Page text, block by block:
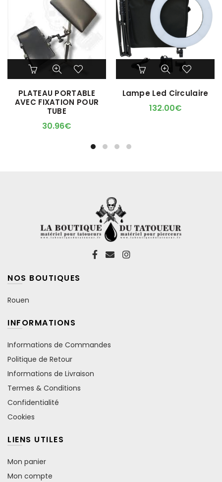
PLATEAU PORTABLE
AVEC FIXATION POUR
TUBE
30.96€
Lampe Led Circulaire
132.00€
NOS BOUTIQUES
Rouen
INFORMATIONS
Informations de Commandes
Politique de Retour
Informations de Livraison
Termes & Conditions
Confidentialité
Cookies
LIENS UTILES
Mon panier
Mon compte